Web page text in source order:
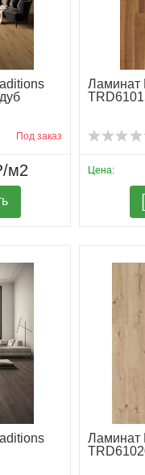
у наших
Под заказ
м2
Ламинат
Цена:
Ламинат